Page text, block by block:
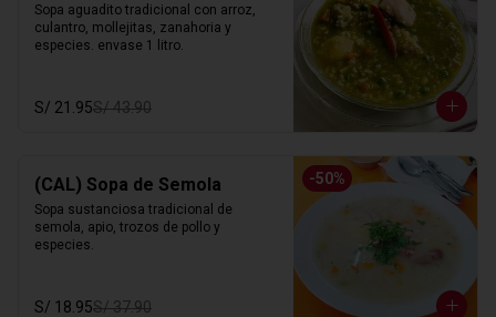
Sopa aguadito tradicional con arroz,
culantro, mollejitas, zanahoria y
especies. envase 1 litro.
S/ 21.95S/ 43.90
-50%
(CAL) Sopa de Semola
Sopa sustanciosa tradicional de
semola, apio, trozos de pollo y
especies.
S/ 18.95S/ 37.90